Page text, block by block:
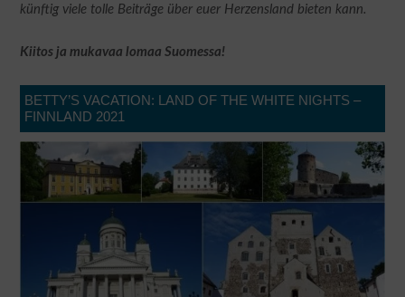
künftig viele tolle Beiträge über euer Herzensland bieten kann.
Kiitos ja mukavaa lomaa Suomessa!
BETTY’S VACATION: LAND OF THE WHITE NIGHTS –
FINNLAND 2021